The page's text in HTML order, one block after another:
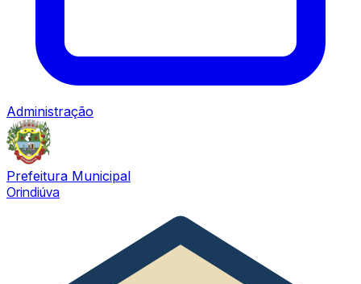
Administração
Prefeitura Municipal
Orindiúva